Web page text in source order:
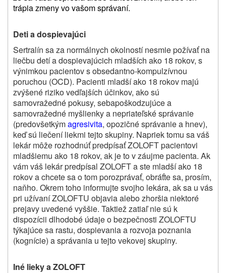
trápia zmeny vo vašom správaní.
Deti a dospievajúci
Sertralín sa za normálnych okolností nesmie požívať na
liečbu detí a dospievajúcich mladších ako 18 rokov, s
výnimkou pacientov s obsedantno‑kompulzívnou
poruchou (OCD). Pacienti mladší ako 18 rokov majú
zvýšené riziko vedľajších účinkov, ako sú
samovražedné pokusy, sebapoškodzujúce a
samovražedné myšlienky a nepriateľské správanie
(predovšetkýmagresivita, opozičné správanie a hnev),
keď sú liečení liekmi tejto skupiny. Napriek tomu sa váš
lekár môže rozhodnúť predpísať ZOLOFT pacientovi
mladšiemu ako 18 rokov, ak je to v záujme pacienta. Ak
vám váš lekár predpísal ZOLOFT a ste mladší ako 18
rokov a chcete sa o tom porozprávať, obráťte sa, prosím,
naňho. Okrem toho informujte svojho lekára, ak sa u vás
pri užívaní ZOLOFTU objavia alebo zhoršia niektoré
prejavy uvedené vyššie. Taktiež zatiaľ nie sú k
dispozícii dlhodobé údaje o bezpečnosti ZOLOFTU
týkajúce sa rastu, dospievania a rozvoja poznania
(kognície) a správania u tejto vekovej skupiny.
Iné lieky aZOLOFT